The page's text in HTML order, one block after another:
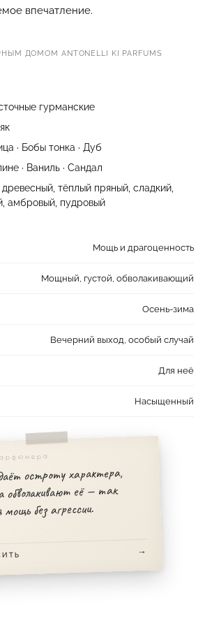
впечатление.
ДОМОМ ANTONELLI KI PARFUMS
гурманские
· Бобы тонка · Дуб
· Ваниль · Сандал
древесный, тёплый пряный, сладкий,
амбровый, пудровый
Мощь и драгоценность
Мощный, густой, обволакивающий
Осень-зима
Вечерний выход, особый случай
Для неё
Насыщенный
остроту характера,
обволакивают её — так
без агрессии.